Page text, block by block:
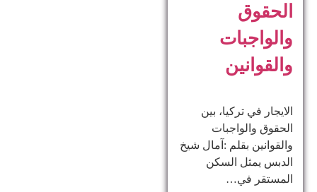
الحقوق
والواجبات
والقوانين
الايجار في تركيا، بين
الحقوق والواجبات
والقوانين بقلم :آمال شيخ
الدبس يمثل السكن
المستقر في…